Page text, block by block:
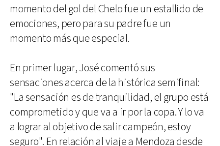
momento del gol del Chelo fue un estallido de
emociones, pero para su padre fue un
momento más que especial.
En primer lugar, José comentó sus
sensaciones acerca de la histórica semifinal:
"La sensación es de tranquilidad, el grupo está
comprometido y que va a ir por la copa. Y lo va
a lograr al objetivo de salir campeón, estoy
seguro". En relación al viaje a Mendoza desde